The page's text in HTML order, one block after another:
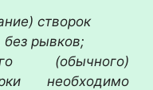
створок
без рывков;
(обычного)
необходимо